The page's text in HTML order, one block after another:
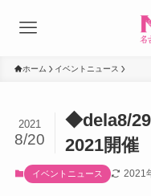
ホーム イベントニュース
◆dela8/
2021開催
2021
8/20
イベントニュース 2021